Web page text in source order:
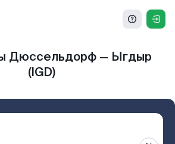
Дюссельдорф — Ыгдыр
(IGD)